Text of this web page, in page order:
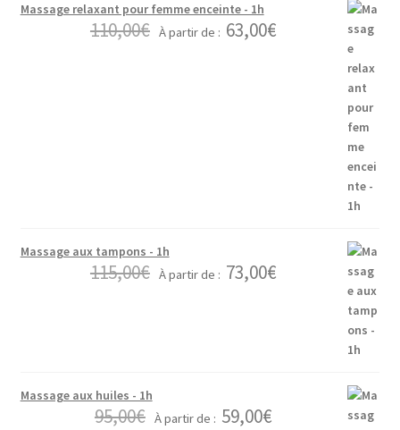
Massage relaxant pour femme enceinte - 1h
110,00€ À partir de : 63,00€
Massage aux tampons - 1h
115,00€ À partir de : 73,00€
Massage aux huiles - 1h
95,00€ À partir de : 59,00€